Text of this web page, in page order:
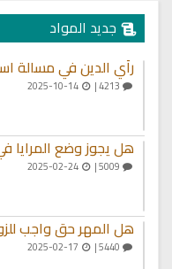
جديد المواد
رأي الدين في مسالة
4213 |
2025-10-14
هل يجوز وضع المرايا
2025-02-24
هل المهر حق واجب